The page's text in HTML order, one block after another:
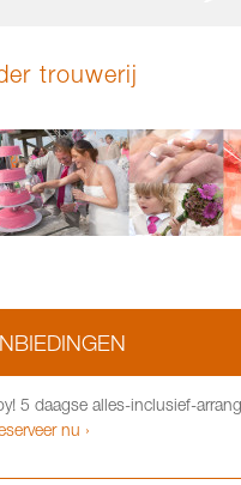
trouwerij
5 daagse alles-inclusief-
nu ›